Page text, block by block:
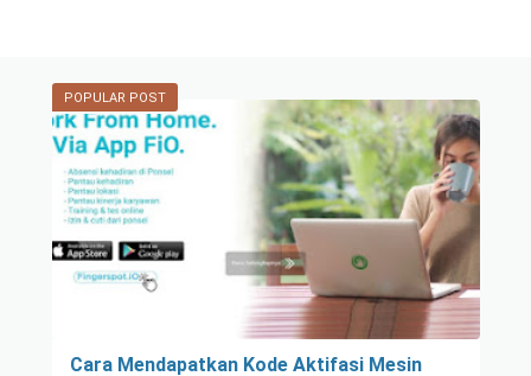
POPULAR POST
Cara Mendapatkan Kode Aktifasi Mesin